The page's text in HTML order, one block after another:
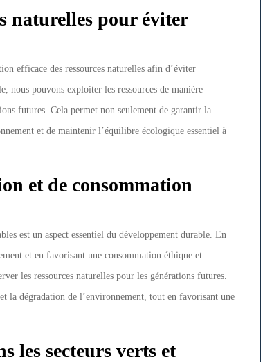
naturelles pour éviter
efficace des ressources naturelles afin d’éviter
nous pouvons exploiter les ressources de manière
futures. Cela permet non seulement de garantir la
et de maintenir l’équilibre écologique essentiel à
et de consommation
est un aspect essentiel du développement durable. En
et en favorisant une consommation éthique et
les ressources naturelles pour les générations futures.
la dégradation de l’environnement, tout en favorisant une
les secteurs verts et